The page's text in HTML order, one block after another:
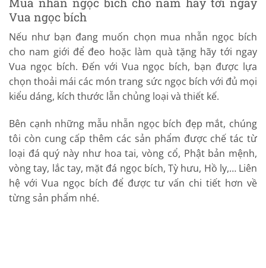
Vua ngọc bích
Nếu như bạn đang muốn chọn mua nhẫn ngọc bích
cho nam giới để đeo hoặc làm quà tặng hãy tới ngay
Vua ngọc bích. Đến với Vua ngọc bích, bạn được lựa
chọn thoải mái các món trang sức ngọc bích với đủ mọi
kiểu dáng, kích thước lẫn chủng loại và thiết kế.
Bên cạnh những mẫu nhẫn ngọc bích đẹp mắt, chúng
tôi còn cung cấp thêm các sản phẩm được chế tác từ
loại đá quý này như hoa tai, vòng cổ, Phật bản mệnh,
vòng tay, lắc tay, mặt đá ngọc bích, Tỳ hưu, Hồ ly,… Liên
hệ với Vua ngọc bích để được tư vấn chi tiết hơn về
từng sản phẩm nhé.